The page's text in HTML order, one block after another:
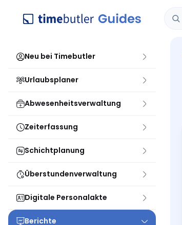
Neu bei Timebutler
Urlaubsplaner
Abwesenheitsverwaltung
Zeiterfassung
Schichtplanung
Überstundenverwaltung
Digitale Personalakte
Berichte